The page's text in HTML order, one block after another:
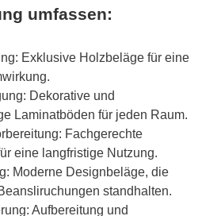
umfassen:
Exklusive Holzbeläge für eine
Dekorative und
Laminatböden für jeden Raum.
Fachgerechte
eine langfristige Nutzung.
Moderne Designbeläge, die
standhalten.
Aufbereitung und